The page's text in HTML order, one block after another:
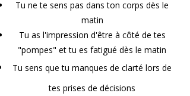
Tu ne te sens pas dans ton corps dès le
matin
Tu as l'impression d'être à côté de tes
"pompes" et tu es fatigué dès le matin
Tu sens que tu manques de clarté lors de
tes prises de décisions